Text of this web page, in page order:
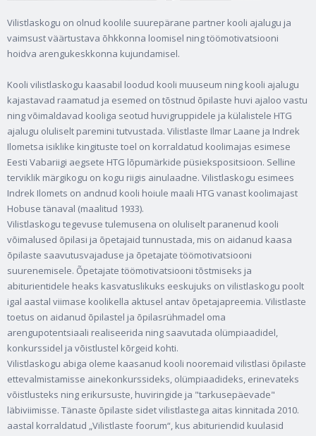
Vilistlaskogu on olnud koolile suurepärane partner kooli ajalugu ja
vaimsust väärtustava õhkkonna loomisel ning töömotivatsiooni
hoidva arengukeskkonna kujundamisel.
Kooli vilistlaskogu kaasabil loodud kooli muuseum ning kooli ajalugu
kajastavad raamatud ja esemed on tõstnud õpilaste huvi ajaloo vastu
ning võimaldavad kooliga seotud huvigruppidele ja külalistele HTG
ajalugu oluliselt paremini tutvustada. Vilistlaste Ilmar Laane ja Indrek
Ilometsa isiklike kingituste toel on korraldatud koolimajas esimese
Eesti Vabariigi aegsete HTG lõpumärkide püsiekspositsioon. Selline
terviklik märgikogu on kogu riigis ainulaadne. Vilistlaskogu esimees
Indrek Ilomets on andnud kooli hoiule maali HTG vanast koolimajast
Hobuse tänaval (maalitud 1933).
Vilistlaskogu tegevuse tulemusena on oluliselt paranenud kooli
võimalused õpilasi ja õpetajaid tunnustada, mis on aidanud kaasa
õpilaste saavutusvajaduse ja õpetajate töömotivatsiooni
suurenemisele. Õpetajate töömotivatsiooni tõstmiseks ja
abiturientidele heaks kasvatuslikuks eeskujuks on vilistlaskogu poolt
igal aastal viimase koolikella aktusel antav õpetajapreemia. Vilistlaste
toetus on aidanud õpilastel ja õpilasrühmadel oma
arengupotentsiaali realiseerida ning saavutada olümpiaadidel,
konkurssidel ja võistlustel kõrgeid kohti.
Vilistlaskogu abiga oleme kaasanud kooli nooremaid vilistlasi õpilaste
ettevalmistamisse ainekonkurssideks, olümpiaadideks, erinevateks
võistlusteks ning erikursuste, huviringide ja "tarkusepäevade"
läbiviimisse. Tänaste õpilaste sidet vilistlastega aitas kinnitada 2010.
aastal korraldatud „Vilistlaste foorum“, kus abituriendid kuulasid